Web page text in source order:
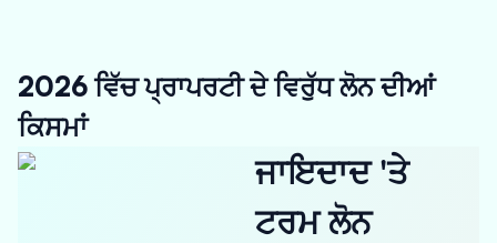
2026 ਵਿੱਚ ਪ੍ਰਾਪਰਟੀ ਦੇ ਵਿਰੁੱਧ ਲੋਨ ਦੀਆਂ
ਕਿਸਮਾਂ
ਜਾਇਦਾਦ 'ਤੇ
ਟਰਮ ਲੋਨ